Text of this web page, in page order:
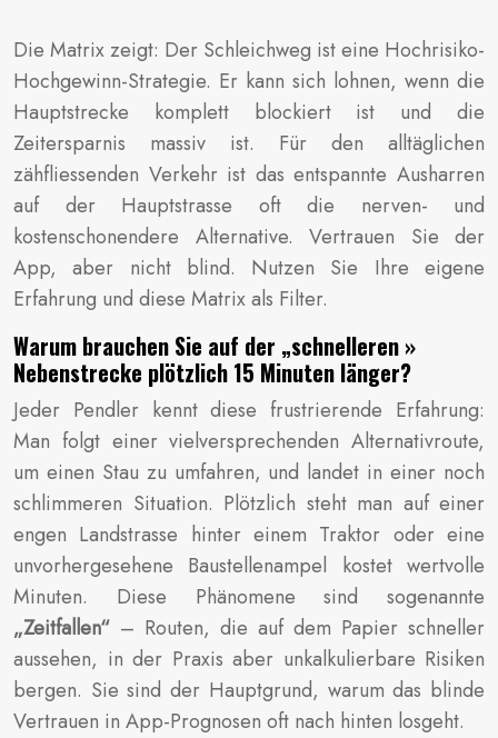
Die Matrix zeigt: Der Schleichweg ist eine Hochrisiko-
Hochgewinn-Strategie. Er kann sich lohnen, wenn die
Hauptstrecke komplett blockiert ist und die
Zeitersparnis massiv ist. Für den alltäglichen
zähfliessenden Verkehr ist das entspannte Ausharren
auf der Hauptstrasse oft die nerven- und
kostenschonendere Alternative. Vertrauen Sie der
App, aber nicht blind. Nutzen Sie Ihre eigene
Erfahrung und diese Matrix als Filter.
Warum brauchen Sie auf der „schnelleren »
Nebenstrecke plötzlich 15 Minuten länger?
Jeder Pendler kennt diese frustrierende Erfahrung:
Man folgt einer vielversprechenden Alternativroute,
um einen Stau zu umfahren, und landet in einer noch
schlimmeren Situation. Plötzlich steht man auf einer
engen Landstrasse hinter einem Traktor oder eine
unvorhergesehene Baustellenampel kostet wertvolle
Minuten. Diese Phänomene sind sogenannte
„Zeitfallen“ – Routen, die auf dem Papier schneller
aussehen, in der Praxis aber unkalkulierbare Risiken
bergen. Sie sind der Hauptgrund, warum das blinde
Vertrauen in App-Prognosen oft nach hinten losgeht.